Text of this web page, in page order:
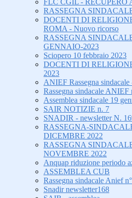
FLC CGIL - RECUPERO
RASSEGNA
DOCENTI DI
ROMA - Nuovo ricorso
RASSEGNA
GENNAIO-2023
Sciopero 10 febbraio 2023
DOCENTI DI
2023
ANIEF Rassegna sindacale
Rassegna sindacale ANIEF
Assemblea sindacale 19
SAIR NOTIZIE n. 7
SNADIR - newsletter N.
RASSEGNA-
DICEMBRE 2022
RASSEGNA
NOVEMBRE 2022
Anquap riduzione periodo
ASSEMBLEA CUB
Rassegna sindacale Anief
Snadir newsletter168